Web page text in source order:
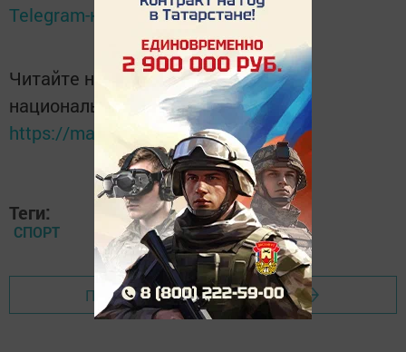
Telegram-каналеТатмедиа
Читайте новости Татарстана в
национальном мессенджере MАХ:
https://max.ru/tatmedia
Теги:
СПОРТ
Перейти на страницу новости